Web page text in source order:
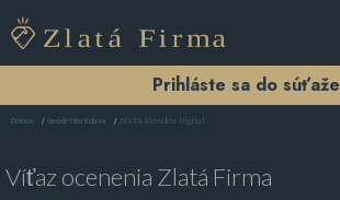
Prihláste sa do súťaže
Domov Geodet Bratislava MAPA Slovakia Digital
Víťaz ocenenia Zlatá Firma